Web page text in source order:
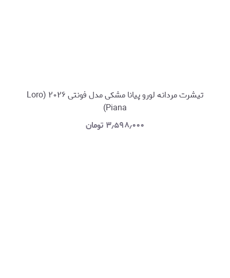
تیشرت مردانه لورو پیانا مشکی مدل فونتی ۲۰۲۶ (Loro
Piana)
۳٫۵۹۸٫۰۰۰ تومان